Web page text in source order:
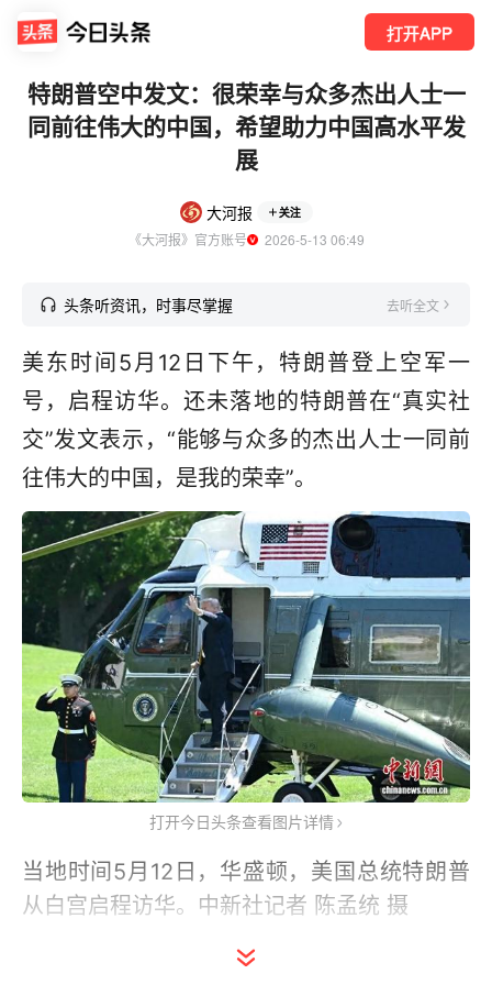
打开APP
特朗普空中发文：很荣幸与众多杰出人士一
同前往伟大的中国，希望助力中国高水平发
展
大河报 关注
《大河报》官方账号
  2026-5-13 06:49
头条听资讯，时事尽掌握 去听全文
美东时间5月12日下午，特朗普登上空军一
号，启程访华。还未落地的特朗普在“真实社
交”发文表示，“能够与众多的杰出人士一同前
往伟大的中国，是我的荣幸”。
打开今日头条查看图片详情
当地时间5月12日，华盛顿，美国总统特朗普
从白宫启程访华。中新社记者 陈孟统 摄